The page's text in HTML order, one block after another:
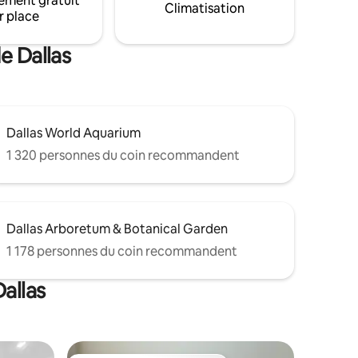
de
pendant la saison.
place
Climatisation
Dallas
Dallas World Aquarium
1 320 personnes du coin recommandent
Dallas Arboretum & Botanical Garden
1 178 personnes du coin recommandent